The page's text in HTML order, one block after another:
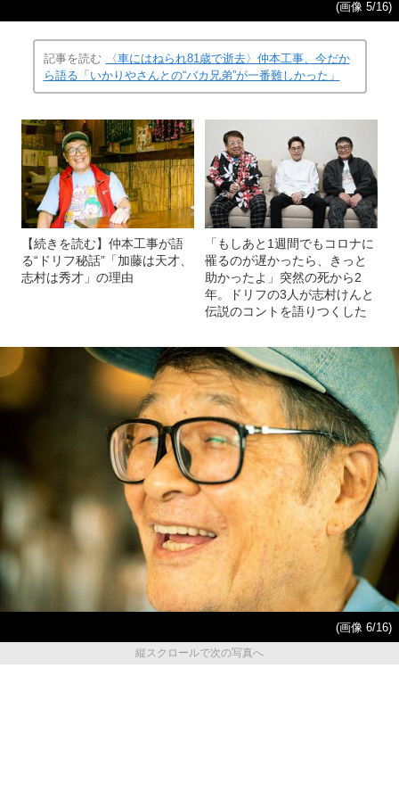
(画像 5/16)
記事を読む
〈車にはねられ81歳で逝去〉仲本工事、今だか
ら語る「いかりやさんとの“バカ兄弟”が一番難しかった」
【続きを読む】仲本工事が語
る“ドリフ秘話”「加藤は天才、
志村は秀才」の理由
「もしあと1週間でもコロナに
罹るのが遅かったら、きっと
助かったよ」突然の死から2
年。ドリフの3人が志村けんと
伝説のコントを語りつくした
(画像 6/16)
縦スクロールで次の写真へ